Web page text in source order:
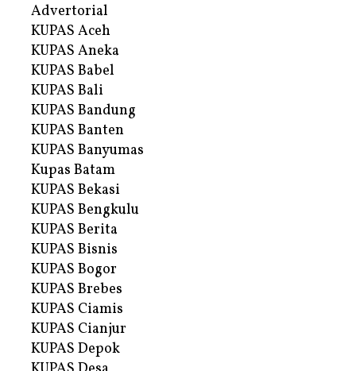
Advertorial
KUPAS Aceh
KUPAS Aneka
KUPAS Babel
KUPAS Bali
KUPAS Bandung
KUPAS Banten
KUPAS Banyumas
Kupas Batam
KUPAS Bekasi
KUPAS Bengkulu
KUPAS Berita
KUPAS Bisnis
KUPAS Bogor
KUPAS Brebes
KUPAS Ciamis
KUPAS Cianjur
KUPAS Depok